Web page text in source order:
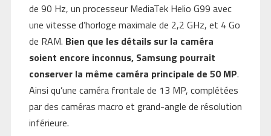
de 90 Hz, un processeur MediaTek Helio G99 avec
une vitesse d’horloge maximale de 2,2 GHz, et 4 Go
de RAM. Bien que les détails sur la caméra
soient encore inconnus, Samsung pourrait
conserver la même caméra principale de 50 MP.
Ainsi qu’une caméra frontale de 13 MP, complétées
par des caméras macro et grand-angle de résolution
inférieure.